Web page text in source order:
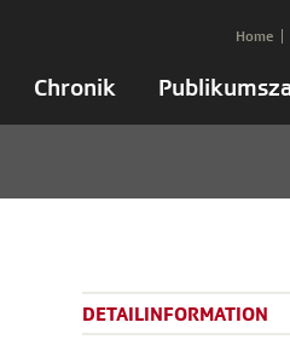
Chronik
Home
DETAILINFORMATION